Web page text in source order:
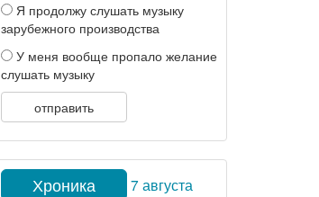
Я продолжу слушать музыку
зарубежного производства
У меня вообще пропало желание
слушать музыку
отправить
Хроника 7 августа